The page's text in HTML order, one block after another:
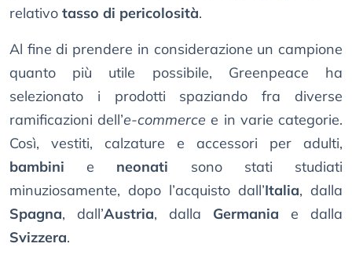
relativo tasso di pericolosità.
Al fine di prendere in considerazione un campione
quanto più utile possibile, Greenpeace ha
selezionato i prodotti spaziando fra diverse
ramificazioni dell’e-commerce e in varie categorie.
Così, vestiti, calzature e accessori per adulti,
bambini e neonati sono stati studiati
minuziosamente, dopo l’acquisto dall’Italia, dalla
Spagna, dall’Austria, dalla Germania e dalla
Svizzera.